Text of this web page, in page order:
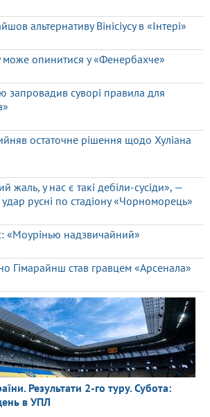
альтернативу Вінісіусу в «Інтері»
може опинитися у «Фенербахче»
запровадив суворі правила для
остаточне рішення щодо Хуліана
жаль, у нас є такі дебіли-сусіди», —
русні по стадіону «Чорноморець»
«Моурінью надзвичайний»
Гімарайнш став гравцем «Арсенала»
Результати 2-го туру. Субота:
в УПЛ